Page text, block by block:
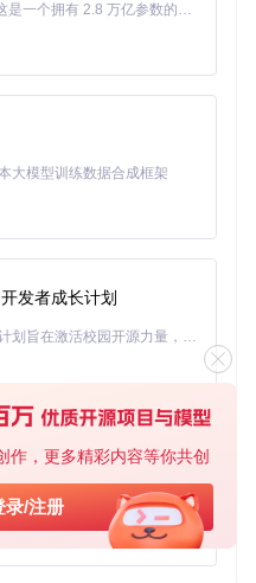
作，更多精彩内容等你共创
录/注册
，这项技术分析游戏物体的
使角色移动、投射物飞行更
和WeatherMotion
效果的运动预测。这些模块
模型，在保持游戏逻辑完整
玩家可以通过修改配置文件
平衡流畅度与资源占用。
集成了专为2D游戏优化的
边缘和建筑轮廓，而不会模
Kimi K3 是Kimi能力最强的模型：这是一个拥有 2.8 万亿参数的混合专家（MoE）模型，具备原生视觉理解能力，并支持 100 万 token 的上下文窗口。
大模型训练数据合成框架
发者成长计划
「源启盛夏」暑期校园开发者成长计划旨在激活校园开源力量，通过积分激励、认证扶持、资源倾斜等形式，引导高校组织和开发者完成「入驻 — 建项目 — 做贡献 — 获认证 — 得资源」的完整闭环。无论你是想带领社团入驻平台的组织者，还是希望用代码贡献证明自己的开发者，都能在这里找到属于你的成长路径。
基于Python的Xiaozhi AI，适用于想要完整Xiaozhi体验而无需拥有专用硬件的用户。